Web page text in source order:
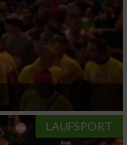
LAUFSPORT